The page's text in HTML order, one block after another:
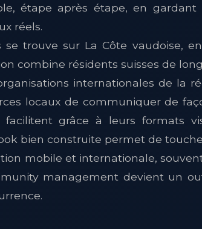
étape après étape, en gardant
réels.
se trouve sur La Côte vaudoise,
combine résidents suisses de
internationales de la
locaux de communiquer de
facilitent grâce à leurs formats
bien construite permet de
mobile et internationale,
management devient un